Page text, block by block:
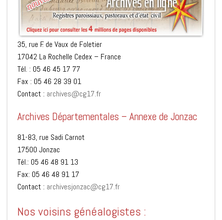
35, rue F. de Vaux de Foletier
17042 La Rochelle Cedex – France
Tél. : 05 46 45 17 77
Fax : 05 46 28 39 01
Contact : archives@cg17.fr
Archives Départementales – Annexe de Jonzac
81-83, rue Sadi Carnot
17500 Jonzac
Tél.: 05 46 48 91 13
Fax: 05 46 48 91 17
Contact : archivesjonzac@cg17.fr
Nos voisins généalogistes :